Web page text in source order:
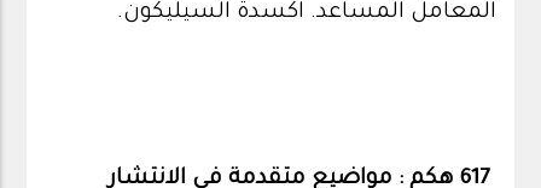
المعامل المساعد. اكسدة السيليكون.